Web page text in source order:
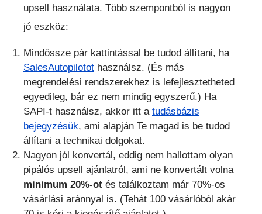
upsell használata. Több szempontból is nagyon
jó eszköz:
Mindössze pár kattintással be tudod állítani, ha
SalesAutopilotot használsz. (És más
megrendelési rendszerekhez is lefejlesztetheted
egyedileg, bár ez nem mindig egyszerű.) Ha
SAPI-t használsz, akkor itt a tudásbázis
bejegyzésük, ami alapján Te magad is be tudod
állítani a technikai dolgokat.
Nagyon jól konvertál, eddig nem hallottam olyan
pipálós upsell ajánlatról, ami ne konvertált volna
minimum 20%-ot és találkoztam már 70%-os
vásárlási aránnyal is. (Tehát 100 vásárlóból akár